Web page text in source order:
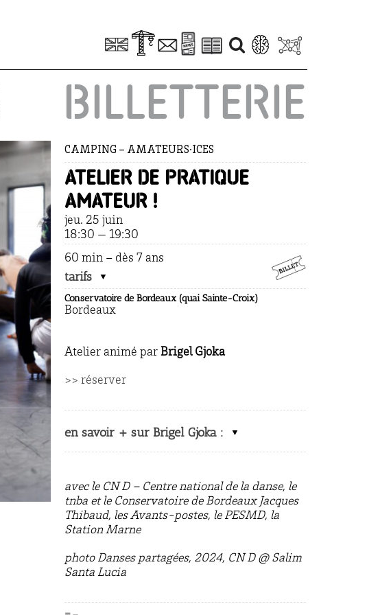
BILLETTERIE
CAMPING – AMATEURS·ICES
Atelier de pratique
amateur !
jeu. 25 juin
18:30 — 19:30
60 min – dès 7 ans
tarifs
Conservatoire de Bordeaux (quai Sainte-Croix)
Bordeaux
Atelier animé par Brigel Gjoka
>> réserver
en savoir + sur Brigel Gjoka :
avec le CN D – Centre national de la danse, le
tnba et le Conservatoire de Bordeaux Jacques
Thibaud, les Avants-postes, le PESMD, la
Station Marne
photo Danses partagées, 2024, CN D @ Salim
Santa Lucia